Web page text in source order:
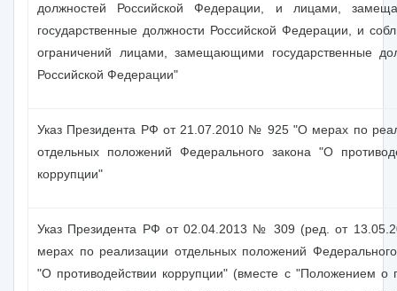
должностей Российской Федерации, и лицами,
государственные должности Российской Федерации, и
ограничений лицами, замещающими государственные
Российской Федерации"
Указ Президента РФ от 21.07.2010 № 925 "О мерах по
отдельных положений Федерального закона "О
коррупции"
Указ Президента РФ от 02.04.2013 № 309 (ред. от
мерах по реализации отдельных положений
"О противодействии коррупции" (вместе с "Положением о